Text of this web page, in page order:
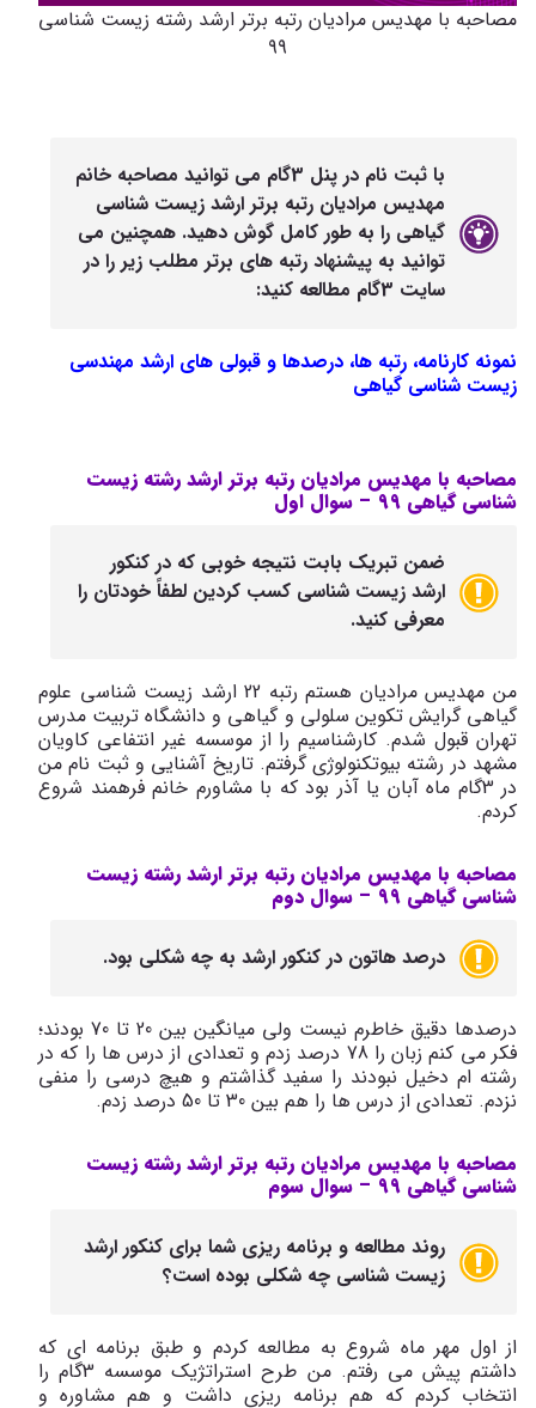
مصاحبه با مهدیس مرادیان رتبه برتر ارشد رشته زیست شناسی
99
با ثبت نام در پنل 3گام می توانید مصاحبه خانم
مهدیس مرادیان رتبه برتر ارشد زیست شناسی
گیاهی را به طور کامل گوش دهید. همچنین می
توانید به پیشنهاد رتبه های برتر مطلب زیر را در
سایت 3گام مطالعه کنید:
نمونه کارنامه، رتبه ها، درصدها و قبولی های ارشد مهندسی
زیست شناسی گیاهی
مصاحبه با مهدیس مرادیان رتبه برتر ارشد رشته زیست
شناسی گیاهی 99 – سوال اول
ضمن تبریک بابت نتیجه خوبی که در کنکور
ارشد زیست شناسی کسب کردین لطفاً خودتان را
معرفی کنید.
من مهدیس مرادیان هستم رتبه 22 ارشد زیست شناسی علوم
گیاهی گرایش تکوین سلولی و گیاهی و دانشگاه تربیت مدرس
تهران قبول شدم. کارشناسیم را از موسسه غیر انتفاعی کاویان
مشهد در رشته بیوتکنولوژی گرفتم. تاریخ آشنایی و ثبت نام من
در 3گام ماه آبان یا آذر بود که با مشاورم خانم فرهمند شروع
کردم.
مصاحبه با مهدیس مرادیان رتبه برتر ارشد رشته زیست
شناسی گیاهی 99 – سوال دوم
درصد هاتون در کنکور ارشد به چه شکلی بود.
درصدها دقیق خاطرم نیست ولی میانگین بین 20 تا 70 بودند؛
فکر می کنم زبان را 78 درصد زدم و تعدادی از درس ها را که در
رشته ام دخیل نبودند را سفید گذاشتم و هیچ درسی را منفی
نزدم. تعدادی از درس ها را هم بین 30 تا 50 درصد زدم.
مصاحبه با مهدیس مرادیان رتبه برتر ارشد رشته زیست
شناسی گیاهی 99 – سوال سوم
روند مطالعه و برنامه ریزی شما برای کنکور ارشد
زیست شناسی چه شکلی بوده است؟
از اول مهر ماه شروع به مطالعه کردم و طبق برنامه ای که
داشتم پیش می رفتم. من طرح استراتژیک موسسه 3گام را
انتخاب کردم که هم برنامه ریزی داشت و هم مشاوره و